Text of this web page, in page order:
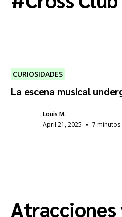
CURIOSIDADES
La escena musical
Louis M.
April 21, 2025 • 7 minutos
Atracciones